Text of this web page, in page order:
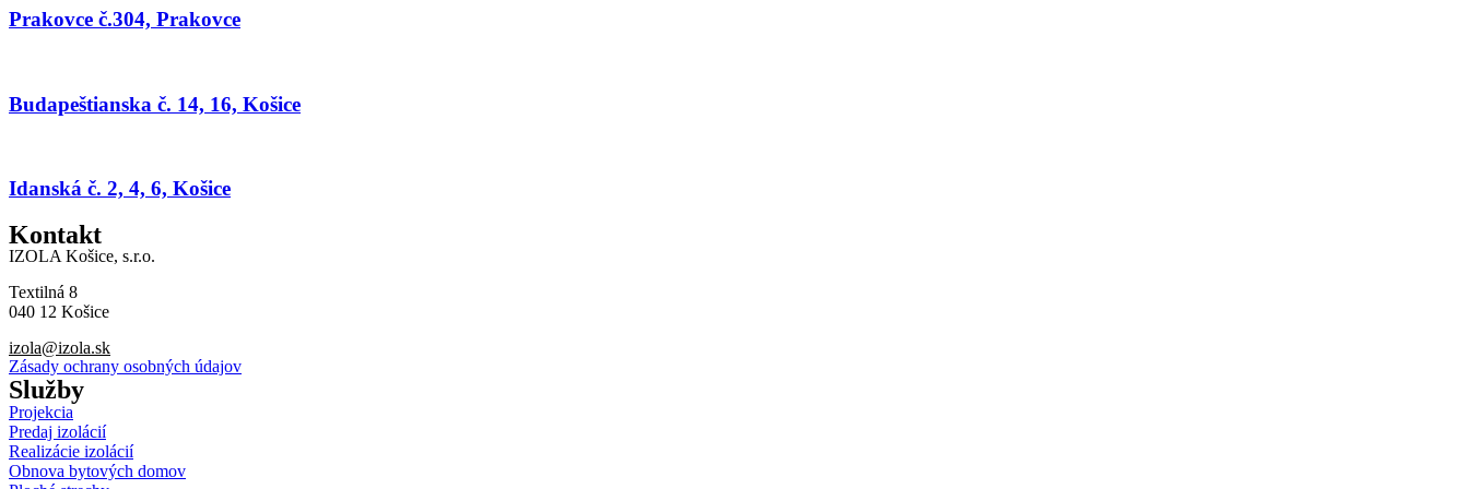
Prakovce č.304, Prakovce
Budapeštianska č. 14, 16, Košice
Idanská č. 2, 4, 6, Košice
Kontakt
IZOLA Košice, s.r.o.
Textilná 8
040 12 Košice
izola@izola.sk
Zásady ochrany osobných údajov
Služby
Projekcia
Predaj izolácií
Realizácie izolácií
Obnova bytových domov
Tieto súbory
fungovanie
webovej
Aby sme
mohli
funkčnosť
a štruktúru
stránky na
základe
spôsobu
používania
webovej
stránky.